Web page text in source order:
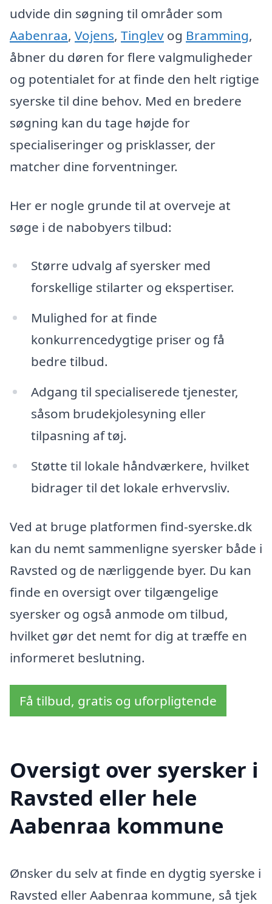
udvide din søgning til områder som
Aabenraa, Vojens, Tinglev og Bramming,
åbner du døren for flere valgmuligheder
og potentialet for at finde den helt rigtige
syerske til dine behov. Med en bredere
søgning kan du tage højde for
specialiseringer og prisklasser, der
matcher dine forventninger.
Her er nogle grunde til at overveje at
søge i de nabobyers tilbud:
Større udvalg af syersker med
forskellige stilarter og ekspertiser.
Mulighed for at finde
konkurrencedygtige priser og få
bedre tilbud.
Adgang til specialiserede tjenester,
såsom brudekjolesyning eller
tilpasning af tøj.
Støtte til lokale håndværkere, hvilket
bidrager til det lokale erhvervsliv.
Ved at bruge platformen find-syerske.dk
kan du nemt sammenligne syersker både i
Ravsted og de nærliggende byer. Du kan
finde en oversigt over tilgængelige
syersker og også anmode om tilbud,
hvilket gør det nemt for dig at træffe en
informeret beslutning.
Få tilbud, gratis og uforpligtende
Oversigt over syersker i
Ravsted eller hele
Aabenraa kommune
Ønsker du selv at finde en dygtig syerske i
Ravsted eller Aabenraa kommune, så tjek